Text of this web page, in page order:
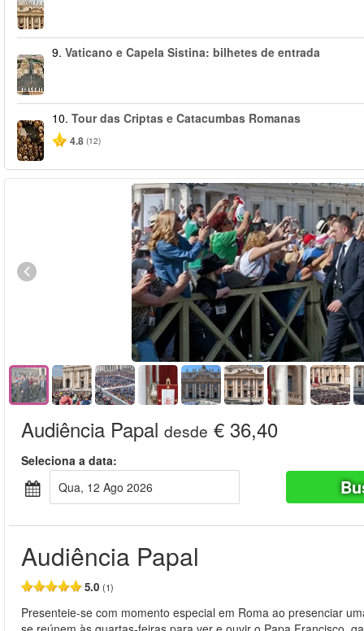
9. Vaticano e Capela Sistina: bilhetes de entrada
10. Tour das Criptas e Catacumbas Romanas
4.8 (12)
Audiência Papal desde € 36,40
Seleciona a data:
Qua, 12 Ago 2026
Audiência Papal
5.0 (1)
Presenteie-se com momento especial em Roma ao presenciar